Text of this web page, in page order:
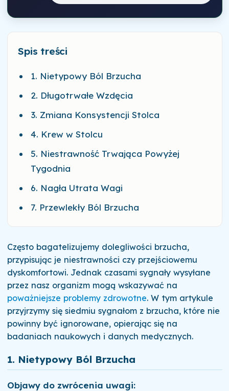
Spis treści
1. Nietypowy Ból Brzucha
2. Długotrwałe Wzdęcia
3. Zmiana Konsystencji Stolca
4. Krew w Stolcu
5. Niestrawność Trwająca Powyżej
Tygodnia
6. Nagła Utrata Wagi
7. Przewlekły Ból Brzucha
Często bagatelizujemy dolegliwości brzucha,
przypisując je niestrawności czy przejściowemu
dyskomfortowi. Jednak czasami sygnały wysyłane
przez nasz organizm mogą wskazywać na
poważniejsze problemy zdrowotne. W tym artykule
przyjrzymy się siedmiu sygnałom z brzucha, które nie
powinny być ignorowane, opierając się na
badaniach naukowych i danych medycznych.
1. Nietypowy Ból Brzucha
Objawy do zwrócenia uwagi: